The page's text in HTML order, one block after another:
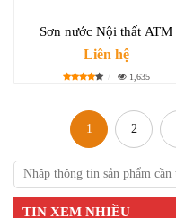
Sơn nước Nội thất ATM
Liên hệ
1,635
1 2
TIN XEM NHIỀU